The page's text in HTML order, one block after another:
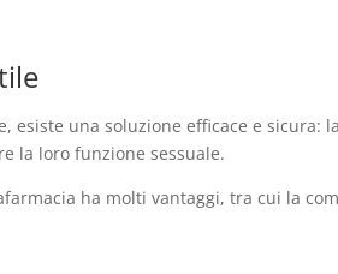
una soluzione efficace e sicura:
la loro funzione sessuale.
ha molti vantaggi, tra cui la